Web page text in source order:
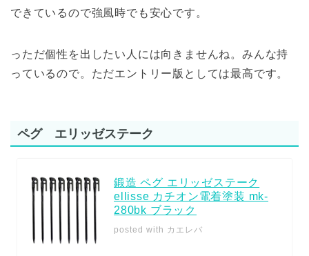
できているので強風時でも安心です。
っただ個性を出したい人には向きませんね。みんな持
っているので。ただエントリー版としては最高です。
ペグ エリッゼステーク
鍛造 ペグ エリッゼステーク
ellisse カチオン電着塗装 mk-
280bk ブラック
posted with カエレバ